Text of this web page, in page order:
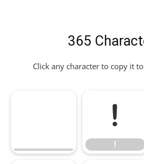
365
Click any character to copy it
!
!